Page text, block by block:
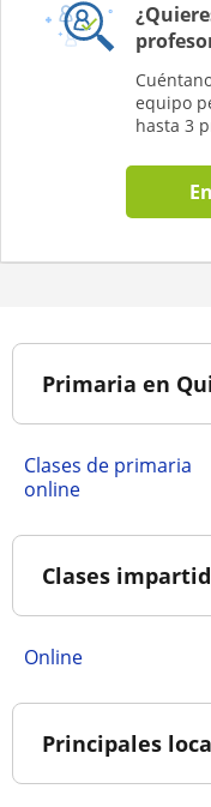
equipo
hasta 3
Primaria en
Clases de primaria
online
Clases
online
Principales